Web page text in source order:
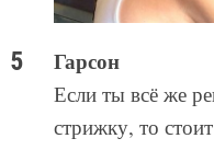
Гарсон
Если ты всё же
стрижку, то